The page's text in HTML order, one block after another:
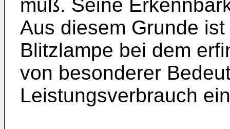
muß. Seine
Aus diesem Grunde
Blitzlampe bei dem
von besonderer
Leistungsverbrauch